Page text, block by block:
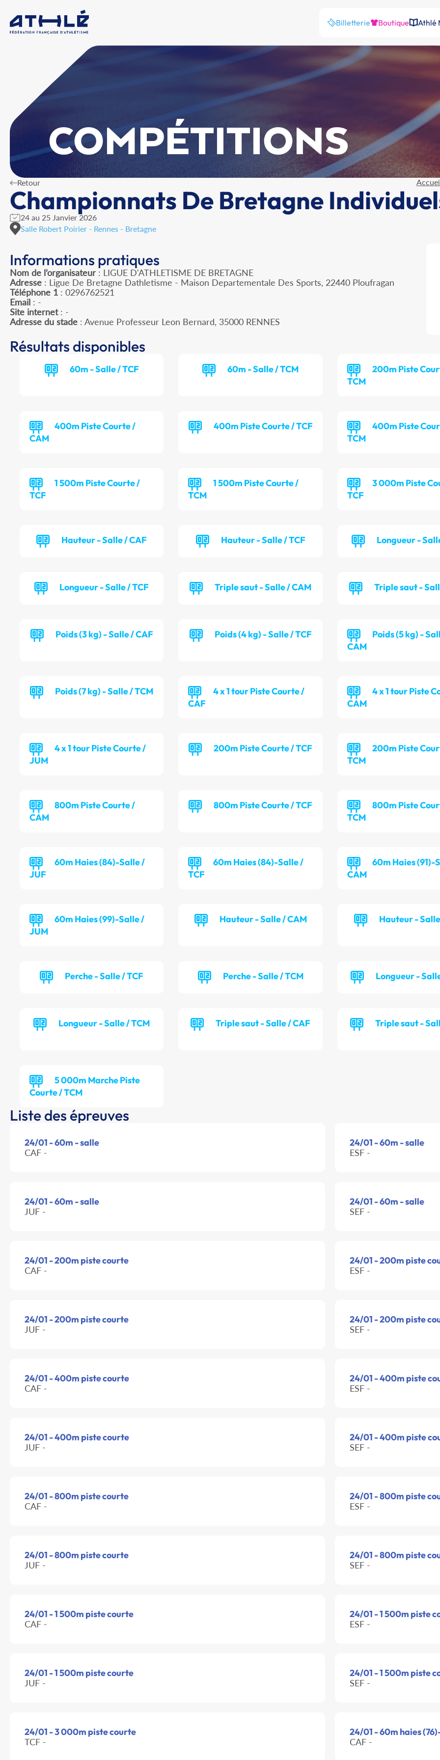
Billetterie Boutique Athlé
COMPÉTITIONS
Retour
Championnats De Bretagne
24 au 25 Janvier 2026
Salle Robert Poirier - Rennes - Bretagne
Informations pratiques
Nom de l’organisateur : LIGUE D'ATHLETISME DE BRETAGNE
Adresse : Ligue De Bretagne Dathletisme - Maison Departementale Des Sports, 22440 Ploufragan
Téléphone 1 : 0296762521
Email : -
Site internet: -
Adresse du stade : Avenue Professeur Leon Bernard, 35000 RENNES
Résultats disponibles
60m - Salle / TCF 60m - Salle / TCM
200m Piste
TCM
400m Piste Courte /
CAM
400m Piste Courte / TCF
400m Piste
TCM
1 500m Piste Courte /
TCF
1 500m Piste Courte /
TCM
3 000m Piste
TCF
Hauteur - Salle / CAF Hauteur - Salle / TCF Longueur -
Longueur - Salle / TCF Triple saut - Salle / CAM Triple saut -
Poids (3 kg) - Salle / CAF Poids (4 kg) - Salle / TCF
Poids (5 kg) -
CAM
Poids (7 kg) - Salle / TCM
4 x 1 tour Piste Courte /
CAF
4 x 1 tour Piste
CAM
4 x 1 tour Piste Courte /
JUM
200m Piste Courte / TCF
200m Piste
TCM
800m Piste Courte /
CAM
800m Piste Courte / TCF
800m Piste
TCM
60m Haies (84)-Salle /
JUF
60m Haies (84)-Salle /
TCF
60m Haies (91)-
CAM
60m Haies (99)-Salle /
JUM
Hauteur - Salle / CAM Hauteur -
Perche - Salle / TCF Perche - Salle / TCM Longueur -
Longueur - Salle / TCM Triple saut - Salle / CAF Triple saut -
5 000m Marche Piste
Courte / TCM
Liste des épreuves
24/01 - 60m - salle
CAF -
24/01 - 60m - salle
ESF -
24/01 - 60m - salle
JUF -
24/01 - 60m - salle
SEF -
24/01 - 200m piste courte
CAF -
24/01 - 200m piste
ESF -
24/01 - 200m piste courte
JUF -
24/01 - 200m piste
SEF -
24/01 - 400m piste courte
CAF -
24/01 - 400m piste
ESF -
24/01 - 400m piste courte
JUF -
24/01 - 400m piste
SEF -
24/01 - 800m piste courte
CAF -
24/01 - 800m piste
ESF -
24/01 - 800m piste courte
JUF -
24/01 - 800m piste
SEF -
24/01 - 1 500m piste courte
CAF -
24/01 - 1 500m piste
ESF -
24/01 - 1 500m piste courte
JUF -
24/01 - 1 500m piste
SEF -
24/01 - 3 000m piste courte
TCF -
24/01 - 60m haies
CAF -